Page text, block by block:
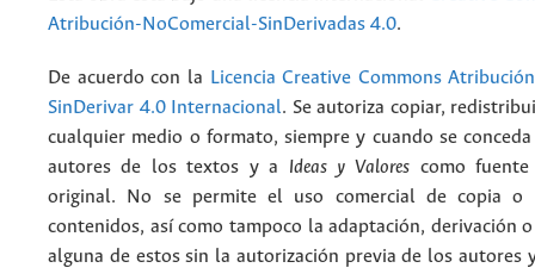
Atribución-NoComercial-SinDerivadas 4.0.
De acuerdo con la Licencia Creative Commons
SinDerivar 4.0 Internacional. Se autoriza copiar,
cualquier medio o formato, siempre y cuando se
autores de los textos y a Ideas y Valores como
original. No se permite el uso comercial de copia o
contenidos, así como tampoco la adaptación, derivación
alguna de estos sin la autorización previa de los autores